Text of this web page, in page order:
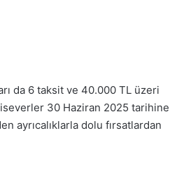
da 6 taksit ve 40.000 TL üzeri
30 Haziran 2025 tarihine
ayrıcalıklarla dolu fırsatlardan